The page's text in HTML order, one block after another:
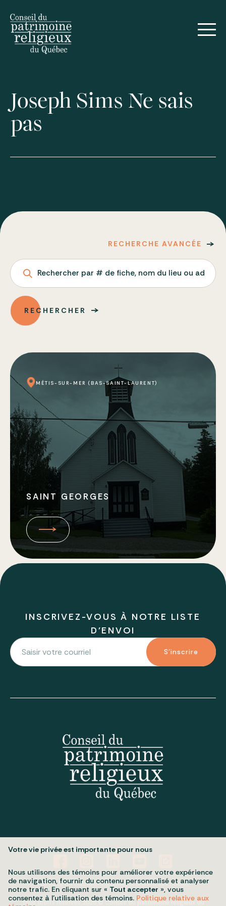
Joseph Sims Ne sais
pas
RECHERCHE AVANCÉE
Rechercher par # de fiche, nom du lieu ou adresse
RECHERCHER
MÉTIS-SUR-MER (BAS-SAINT-LAURENT)
SAINT GEORGES
INSCRIVEZ-VOUS À NOTRE LISTE
D'ENVOI
S'inscrire
Politique de confidentialitéMes préférences cookies
Tous droits réservés 2026 © Conseil du patrimoine religieux du
Votre vie privée est importante pour nous
Nous utilisons des témoins pour améliorer votre expérience
de navigation, fournir du contenu personnalisé et analyser
notre trafic. En cliquant sur « Tout accepter », vous
consentez à l’utilisation des témoins. Politique relative aux